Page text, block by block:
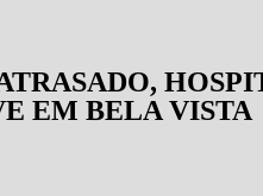
EM BELA VISTA